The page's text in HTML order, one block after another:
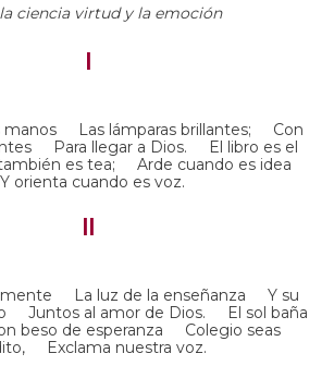
ciencia virtud y la emoción
I
manos Las lámparas brillantes; Con
Para llegar a Dios. El libro es el
es tea; Arde cuando es idea
Y orienta cuando es voz.
II
mente La luz de la enseñanza Y su
Juntos al amor de Dios. El sol baña
beso de esperanza Colegio seas
Exclama nuestra voz.